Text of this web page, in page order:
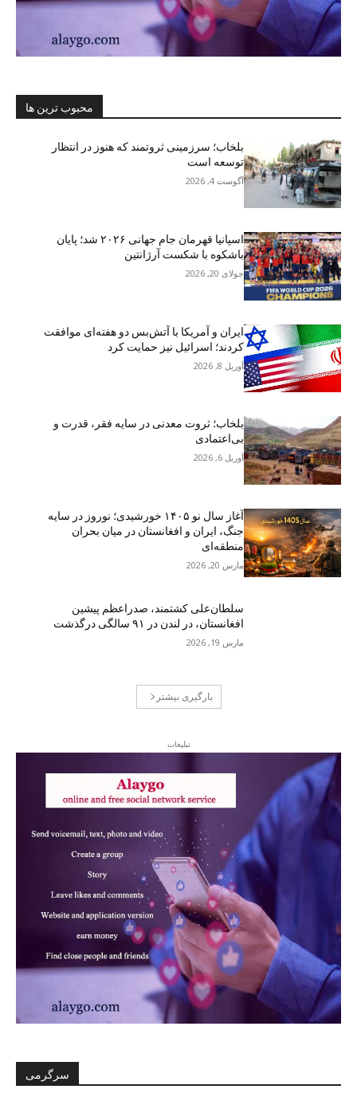
محبوب ترین ها
بلخاب؛ سرزمینی ثروتمند که هنوز در انتظار
توسعه است
آگوست 4, 2026
اسپانیا قهرمان جام جهانی ۲۰۲۶ شد؛ پایان
باشکوه با شکست آرژانتین
جولای 20, 2026
ایران و آمریکا با آتش‌بس دو هفته‌ای موافقت
کردند؛ اسرائیل نیز حمایت کرد
آوریل 8, 2026
بلخاب؛ ثروت معدنی در سایه فقر، قدرت و
بی‌اعتمادی
آوریل 6, 2026
آغاز سال نو ۱۴۰۵ خورشیدی؛ نوروز در سایه
جنگ، ایران و افغانستان در میان بحران
منطقه‌ای
مارس 20, 2026
سلطان‌علی کشتمند، صدراعظم پیشین
افغانستان، در لندن در ۹۱ سالگی درگذشت
مارس 19, 2026
بارگیری بیشتر
تبلیغات
سرگرمی